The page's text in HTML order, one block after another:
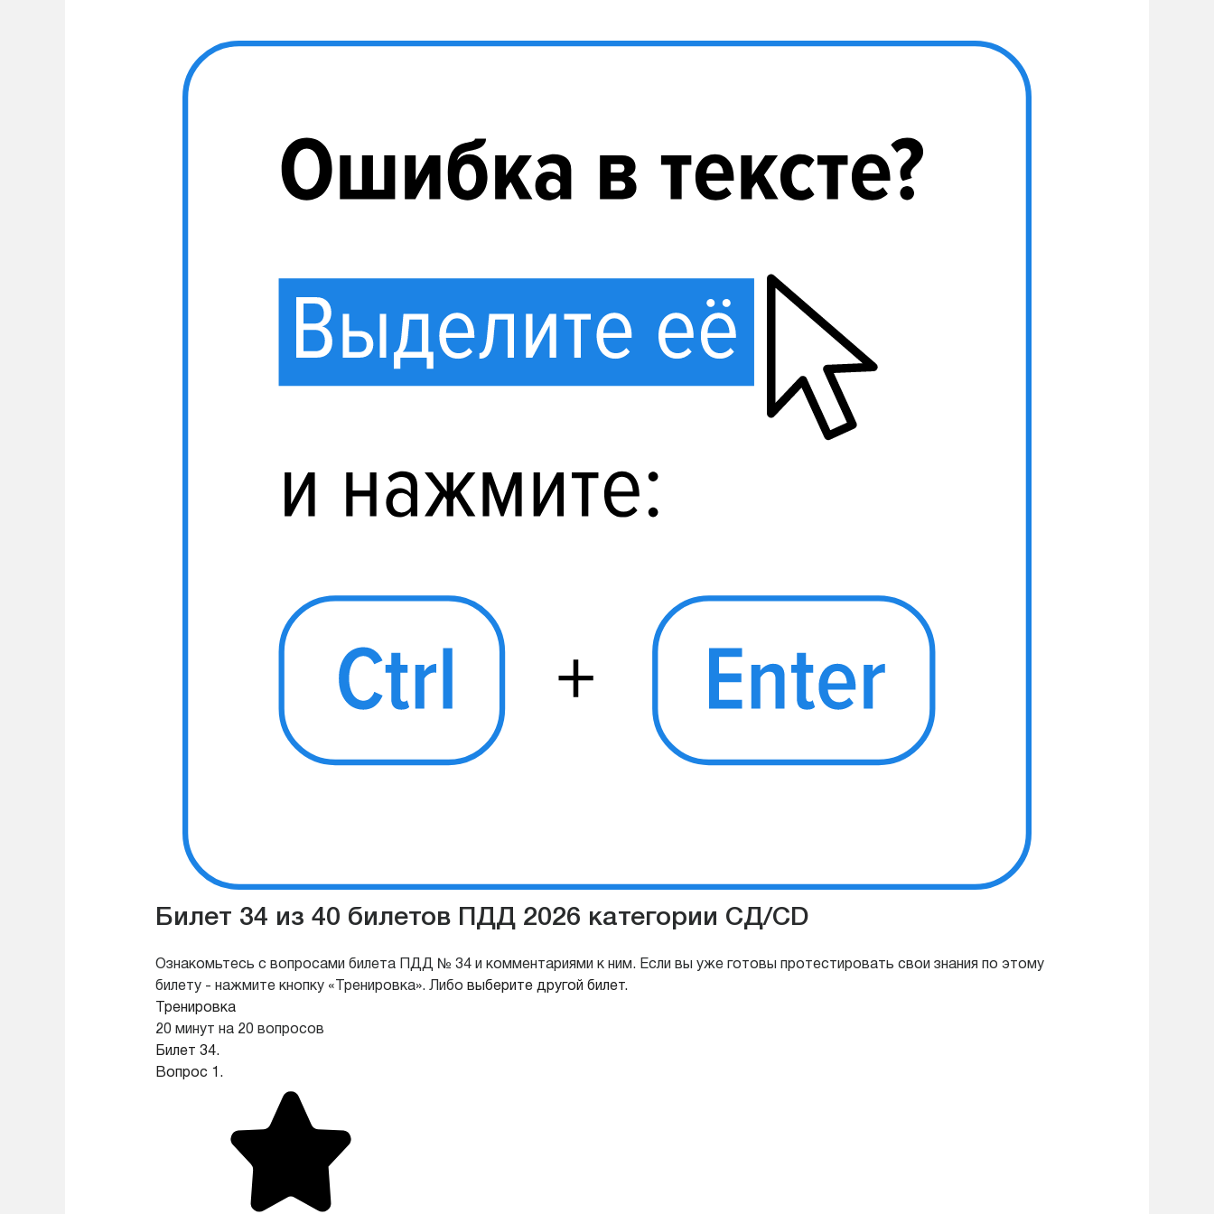
Билет 34 из 40 билетов ПДД 2026 категории СД/CD
Ознакомьтесь с вопросами билета ПДД № 34 и комментариями к ним. Если вы уже готовы протестировать свои знания по этому
билету - нажмите кнопку «Тренировка». Либо выберите другой билет.
Тренировка
20 минут на 20 вопросов
Билет 34.
Вопрос 1.